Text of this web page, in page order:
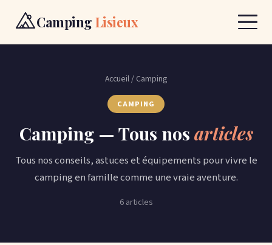
Camping Lisieux
Camping
Contact
Accueil/ Camping
CAMPING
Camping — Tous nos articles
Tous nos conseils, astuces et équipements pour vivre le
camping en famille comme une vraie aventure.
6 articles